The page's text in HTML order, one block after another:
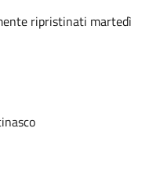
ripristinati martedì